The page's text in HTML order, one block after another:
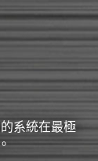
系統在最極